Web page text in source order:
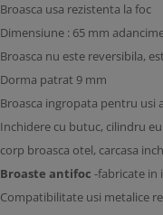
Broasca usa rezistenta la foc
Dimensiune : 65 mm
Broasca nu este reversibila,
Dorma patrat 9 mm
Broasca ingropata pentru usi
Inchidere cu butuc, cilindru
corp broasca otel, carcasa
Broaste antifoc -fabricate in
Compatibilitate usi metalice